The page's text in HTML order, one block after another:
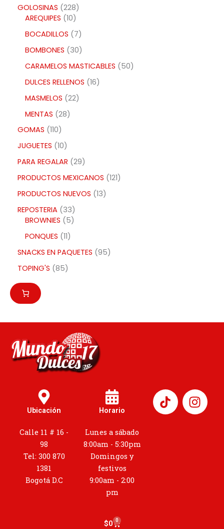
GOLOSINAS 228
AREQUIPES 10
BOCADILLOS
7
BOMBONES
30
CARAMELOS MASTICABLES
50
DULCES RELLENOS 16
MASMELOS 22
MENTAS 28
GOMAS 110
JUGUETES 10
PARA REGALAR 29
PRODUCTOS MEXICANOS 121
PRODUCTOS NUEVOS 13
REPOSTERIA 33
BROWNIES
5
PONQUES 11
SNACKS EN PAQUETES 95
TOPING'S 85
Ubicación
Calle 11 # 16 -
98
Tel: 300 870
1381
Bogotá D.C
Horario
Lunes a sábado
8:00am - 5:30pm
Domingos y
festivos
9:00am - 2:00
pm
I
n
s
$0 0
Cart